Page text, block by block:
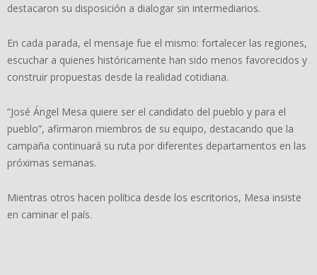
destacaron su disposición a dialogar sin intermediarios.
En cada parada, el mensaje fue el mismo: fortalecer las regiones,
escuchar a quienes históricamente han sido menos favorecidos y
construir propuestas desde la realidad cotidiana.
“José Ángel Mesa quiere ser el candidato del pueblo y para el
pueblo”, afirmaron miembros de su equipo, destacando que la
campaña continuará su ruta por diferentes departamentos en las
próximas semanas.
Mientras otros hacen política desde los escritorios, Mesa insiste
en caminar el país.